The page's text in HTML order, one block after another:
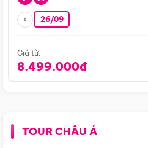
26/09
Giá từ:
8.499.000đ
TOUR CHÂU Á